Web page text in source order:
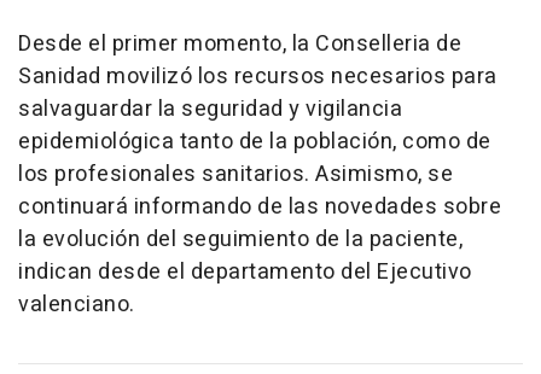
Desde el primer momento, la Conselleria de
Sanidad movilizó los recursos necesarios para
salvaguardar la seguridad y vigilancia
epidemiológica tanto de la población, como de
los profesionales sanitarios. Asimismo, se
continuará informando de las novedades sobre
la evolución del seguimiento de la paciente,
indican desde el departamento del Ejecutivo
valenciano.